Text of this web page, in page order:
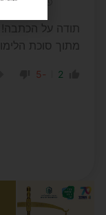
תודה על הכתבה!
מתוך סוכת הלימוד.
-5